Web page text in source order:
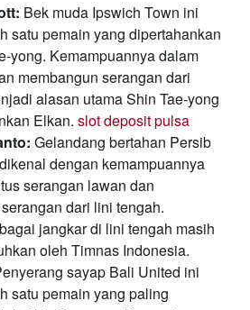
Bek muda Ipswich Town ini
satu pemain yang dipertahankan
yong. Kemampuannya dalam
membangun serangan dari
alasan utama Shin Tae-yong
Elkan. slot deposit pulsa
Gelandang bertahan Persib
dengan kemampuannya
serangan lawan dan
dari lini tengah.
jangkar di lini tengah masih
oleh Timnas Indonesia.
sayap Bali United ini
satu pemain yang paling